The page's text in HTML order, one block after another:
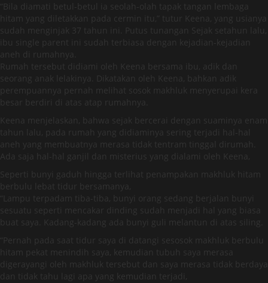
“Bila diamati betul-betul ia seolah-olah tapak tangan lembaga
hitam yang diletakkan pada cermin itu,” tutur Keena, yang usianya
sudah menginjak 37 tahun ini. Putus tunangan Sejak setahun lalu,
ibu single parent ini sudah terbiasa dengan kejadian-kejadian
aneh di rumahnya.
Rumah tersebut didiami oleh Keena bersama ibu, adik dan
seorang anak lelakinya. Dikatakan oleh Keena, bahkan adik
perempuannya pernah melihat sosok makhluk menyerupai kera
besar berdiri di atas atap rumahnya.
Keena menjelaskan, bahwa sejak bercerai dengan suaminya enam
tahun lalu, pada rumah yang didiaminya sering terjadi hal-hal
aneh yang membuatnya merasa tidak tentram tinggal dirumah.
Ada saja hal-hal ganjil dan misterius yang dialami oleh Keena,
Seperti bunyi gaduh hingga terlihat penampakan makhluk hitam
berbulu lebat tidur bersamanya,
“Lampu terpadam tiba-tiba, bunyi orang sedang berjalan bunyi
sesuatu seperti mencakar dinding sudah menjadi hal yang biasa
buat saya. Kadang-kadang ada bunyi guli melantun di atas siling.
“Pernah pada saat tidur saya di datangi sesosok makhluk berbulu
hitam pekat menindih saya, kemudian tubuh saya merasa
digerayangi oleh makhluk tersebut dan saya merasa tidak berdaya
dan tidak tahu lagi apa yang kemudian terjadi,